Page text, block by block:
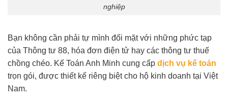
nghiệp
Bạn không cần phải tự mình đối mặt với những phức tạp
của Thông tư 88, hóa đơn điện tử hay các thông tư thuế
chồng chéo. Kế Toán Anh Minh cung cấp dịch vụ kế toán
trọn gói, được thiết kế riêng biệt cho hộ kinh doanh tại Việt
Nam.